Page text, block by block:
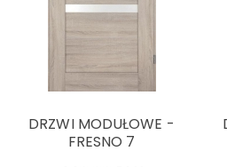
DRZWI MODUŁOWE -
FRESNO 7